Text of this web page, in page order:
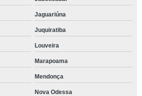
Jaguariúna
Juquiratiba
Louveira
Marapoama
Mendonça
Nova Odessa